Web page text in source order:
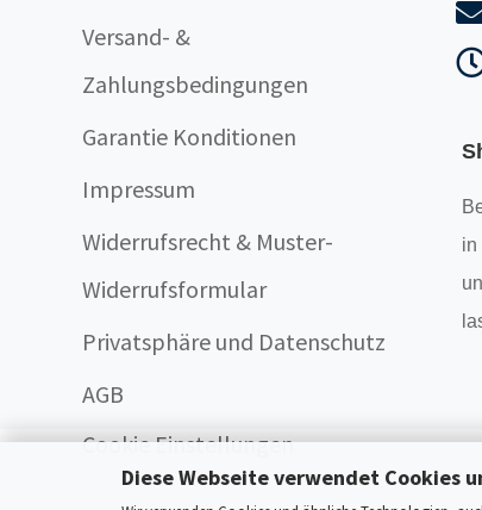
Diese Webseite verwendet Cookies
Versand- &
Zahlungsbedingungen
Garantie Konditionen
Impressum
Widerrufsrecht & Muster-
Widerrufsformular
Privatsphäre und Datenschutz
AGB
Cookie Einstellungen
in